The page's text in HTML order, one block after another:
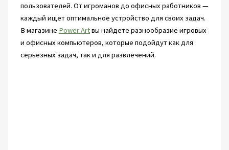
пользователей. От игроманов до офисных работников —
каждый ищет оптимальное устройство для своих задач.
В магазине Power Artвы найдете разнообразие игровых
и офисных компьютеров, которые подойдут как для
серьезных задач, так и для развлечений.